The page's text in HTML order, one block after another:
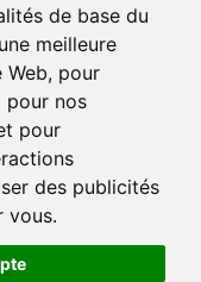
de base du
meilleure
Web, pour
pour nos
pour
des publicités
vous.